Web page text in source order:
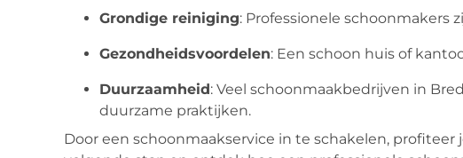
Grondige reiniging: Professionele schoonmakers
Gezondheidsvoordelen: Een schoon huis of
Duurzaamheid: Veel schoonmaakbedrijven in
duurzame praktijken.
Door een schoonmaakservice in te schakelen, profiteer